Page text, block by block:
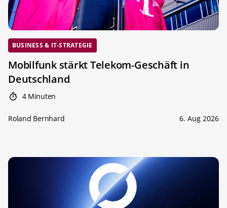
BUSINESS & IT-STRATEGIE
Mobilfunk stärkt Telekom-Geschäft in
Deutschland
4 Minuten
Roland Bernhard 6. Aug 2026